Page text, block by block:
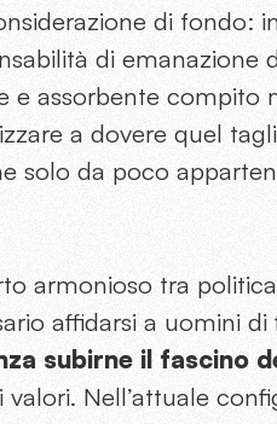
di fondo:
di emanazione
e assorbente compito
a dovere quel
solo da poco
armonioso tra
affidarsi a uomini di
subirne il fascino
Nell’attuale